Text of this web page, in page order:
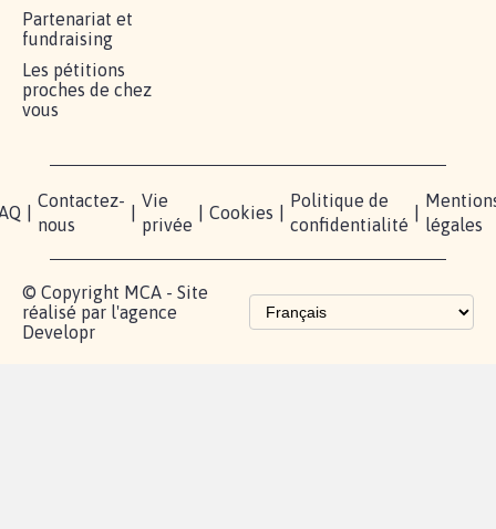
Partenariat et
fundraising
Les pétitions
proches de chez
vous
Contactez-
nous
Vie
privée
Cookies
Politique de
confidentialité
légales
© Copyright MCA - Site
réalisé par l'agence
Developr